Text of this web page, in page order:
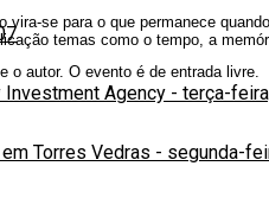
Agency - terça-
Torres Vedras - segunda-
vira-se para o que permanece
temas como o tempo, a
o autor. O evento é de entrada livre.